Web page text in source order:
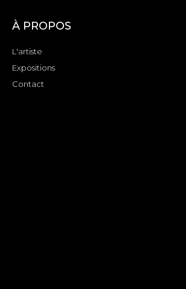
À PROPOS
L'artiste
Expositions
Contact